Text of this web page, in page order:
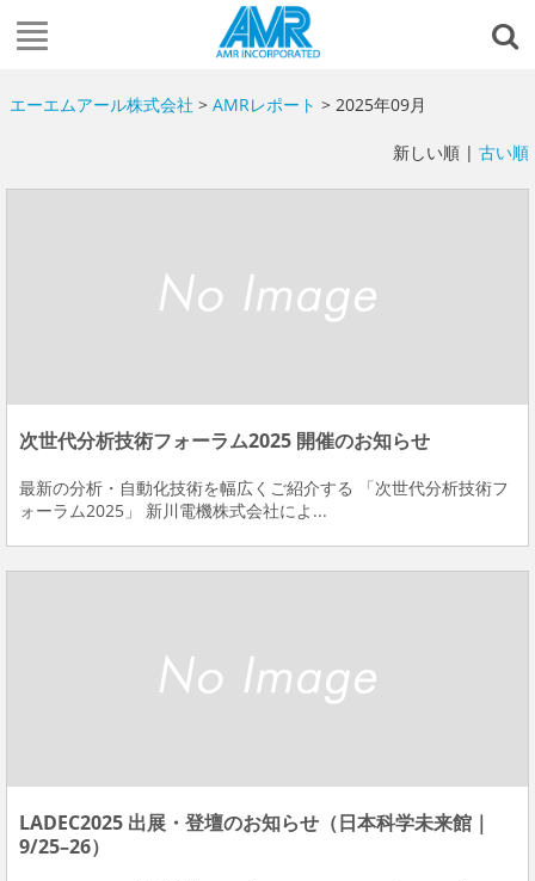
エーエムアール株式会社 > AMRレポート > 2025年09月
新しい順 | 古い順
次世代分析技術フォーラム2025 開催のお知らせ
最新の分析・自動化技術を幅広くご紹介する 「次世代分析技術フ
ォーラム2025」 新川電機株式会社によ...
LADEC2025 出展・登壇のお知らせ（日本科学未来館｜
9/25–26）